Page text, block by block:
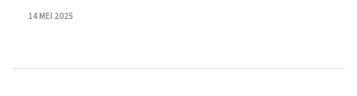
14 MEI 2025